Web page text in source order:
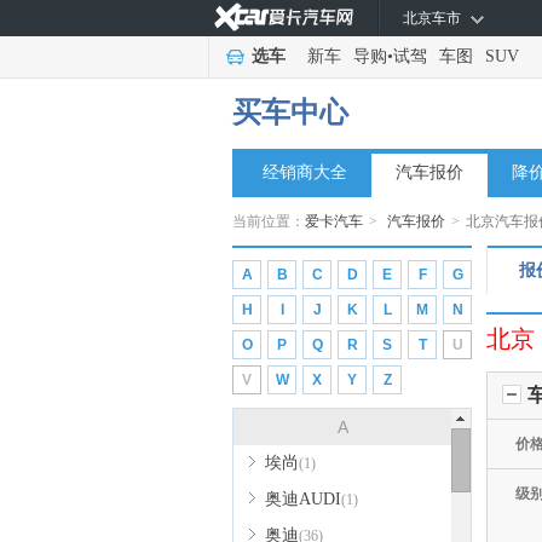
北京车市
选车 新车 导购•试驾 车图 SUV
买车中心
经销商大全 汽车报价 降
当前位置： 爱卡汽车 > 汽车报价 > 北京汽车报
A B C D E F G
H J K L M N
O P Q R S T U
V W X Y Z
A
埃尚(1)
奥迪AUDI(1)
奥迪(36)
报
北京
价
级